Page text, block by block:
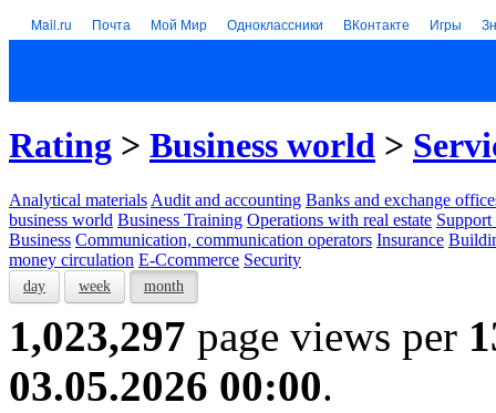
Mail.ru Почта Мой Мир Одноклассники ВКонтакте Игры
Rating > Business world >
Analytical materials Audit and accounting Banks and exchange
business world Business Training Operations with real estate Support
Business Communication, communication operators Insurance
money circulation E-Ccommerce Security
day week month
1,023,297 page views per
03.05.2026 00:00.